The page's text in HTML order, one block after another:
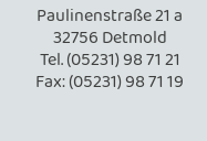
Paulinenstraße 21 a
32756 Detmold
Tel. (05231) 98 71 21
Fax: (05231) 98 71 19